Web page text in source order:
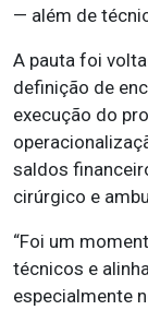
— além de
A pauta foi
definição de
execução do
saldos
cirúrgico e
“Foi um
técnicos e
especialmente